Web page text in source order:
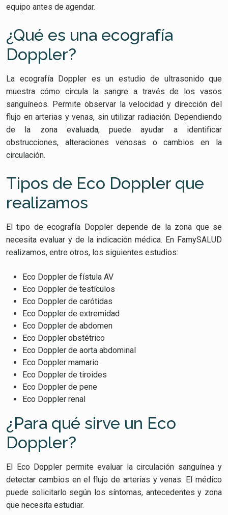
equipo antes de agendar.
¿Qué es una ecografía
Doppler?
La ecografía Doppler es un estudio de ultrasonido que
muestra cómo circula la sangre a través de los vasos
sanguíneos. Permite observar la velocidad y dirección del
flujo en arterias y venas, sin utilizar radiación. Dependiendo
de la zona evaluada, puede ayudar a identificar
obstrucciones, alteraciones venosas o cambios en la
circulación.
Tipos de Eco Doppler que
realizamos
El tipo de ecografía Doppler depende de la zona que se
necesita evaluar y de la indicación médica. En FamySALUD
realizamos, entre otros, los siguientes estudios:
Eco Doppler de fístula AV
Eco Doppler de testículos
Eco Doppler de carótidas
Eco Doppler de extremidad
Eco Doppler de abdomen
Eco Doppler obstétrico
Eco Doppler de aorta abdominal
Eco Doppler mamario
Eco Doppler de tiroides
Eco Doppler de pene
Eco Doppler renal
¿Para qué sirve un Eco
Doppler?
El Eco Doppler permite evaluar la circulación sanguínea y
detectar cambios en el flujo de arterias y venas. El médico
puede solicitarlo según los síntomas, antecedentes y zona
que necesita estudiar.